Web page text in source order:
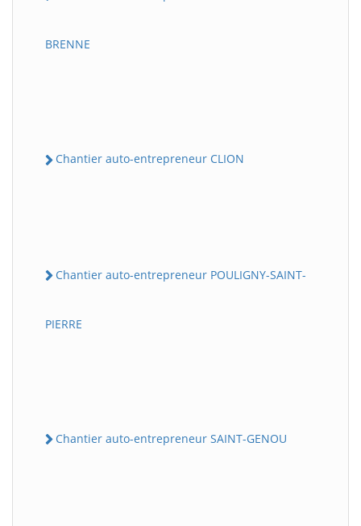
BRENNE
Chantier auto-entrepreneur CLION
Chantier auto-entrepreneur POULIGNY-SAINT-
PIERRE
Chantier auto-entrepreneur SAINT-GENOU